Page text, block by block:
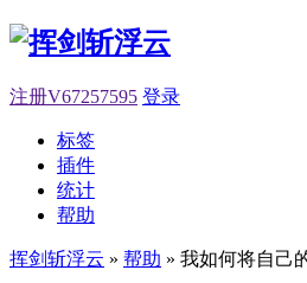
注册V67257595 登录
标签
插件
统计
帮助
挥剑斩浮云 » 帮助 » 我如何将自己